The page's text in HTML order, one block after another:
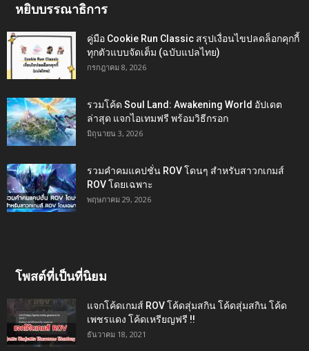
หยิบบรรณาธิการ
คู่มือ Cookie Run Classic สรุปเงื่อนไขปลดล็อกคุกกี้
ทุกตัวแบบจัดเต็ม (ฉบับแปลไทย)
กรกฎาคม 8, 2026
รวมโค้ด Soul Land: Awakening World อัปเดต
ล่าสุด แจกไอเทมฟรี พร้อมวิธีกรอก
มิถุนายน 3, 2026
รวมคำคมแคปชั่น ROV โดนๆ สำหรับสาวกเกมส์
ROV โดยเฉพาะ
พฤษภาคม 29, 2026
โพสต์ที่เป็นที่นิยม
แจกโค้ดเกมส์ ROV โค้ดสุ่มสกิน โค้ดสุ่มสกิน โค้ด
เพชรแดง โค้ดเหรียญฟรี !!
ธันวาคม 18, 2021